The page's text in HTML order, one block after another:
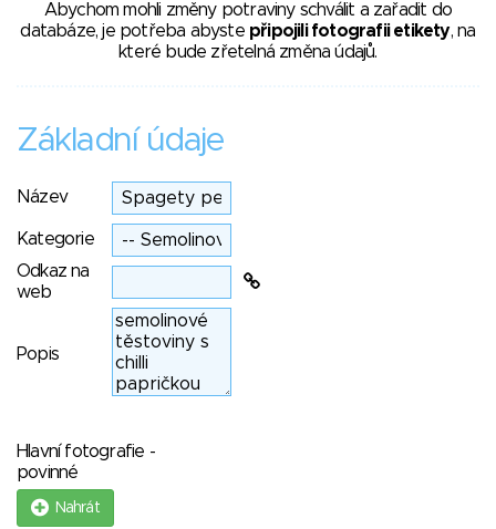
Abychom mohli změny potraviny schválit a zařadit do
databáze, je potřeba abyste připojili fotografii etikety, na
které bude zřetelná změna údajů.
Základní údaje
Název
Kategorie
Odkaz na
web
Popis
Hlavní fotografie -
povinné
Nahrát